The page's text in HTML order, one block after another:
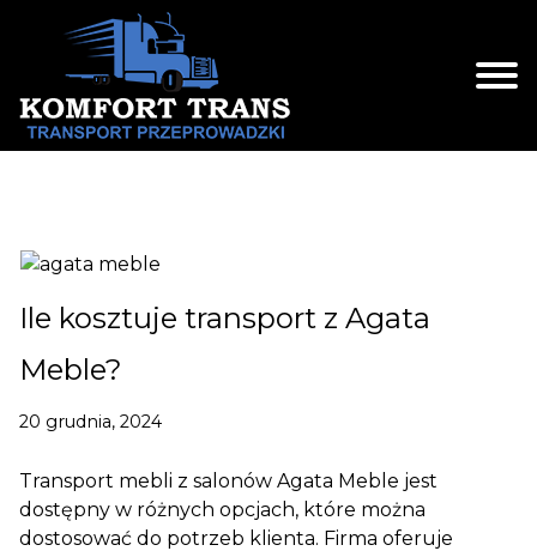
Ile kosztuje transport z Agata
Meble?
20 grudnia, 2024
Transport mebli z salonów Agata Meble jest
dostępny w różnych opcjach, które można
dostosować do potrzeb klienta. Firma oferuje